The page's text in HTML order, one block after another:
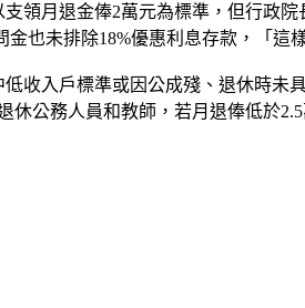
領月退金俸2萬元為標準，但行政
也未排除18%優惠利息存款，「這
收入戶標準或因公成殘、退休時
公務人員和教師，若月退俸低於